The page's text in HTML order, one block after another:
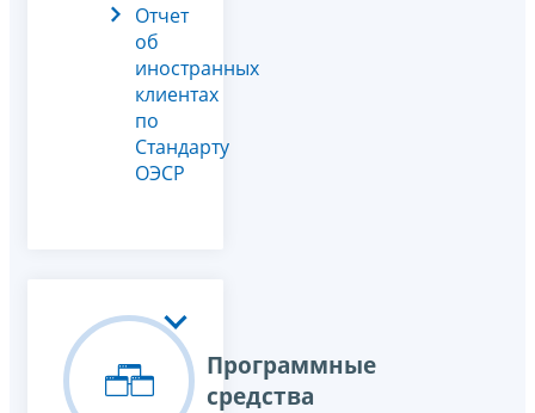
Отчет
об
иностранных
клиентах
по
Стандарту
ОЭСР
Программные
средства